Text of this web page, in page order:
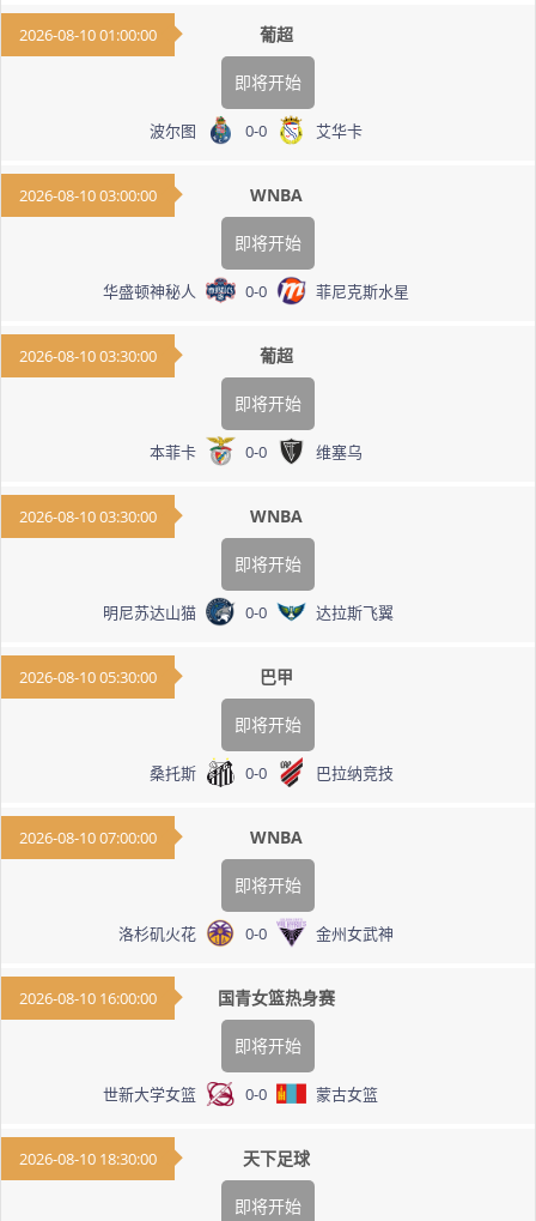
2026-08-10 01:00:00 葡超
即将开始
波尔图 0-0 艾华卡
2026-08-10 03:00:00 WNBA
即将开始
华盛顿神秘人 0-0 菲尼克斯水星
2026-08-10 03:30:00 葡超
即将开始
本菲卡 0-0 维塞乌
2026-08-10 03:30:00 WNBA
即将开始
明尼苏达山猫 0-0 达拉斯飞翼
2026-08-10 05:30:00 巴甲
即将开始
桑托斯 0-0 巴拉纳竞技
2026-08-10 07:00:00 WNBA
即将开始
洛杉矶火花 0-0 金州女武神
2026-08-10 16:00:00 国青女篮热身赛
即将开始
世新大学女篮 0-0 蒙古女篮
2026-08-10 18:30:00 天下足球
即将开始